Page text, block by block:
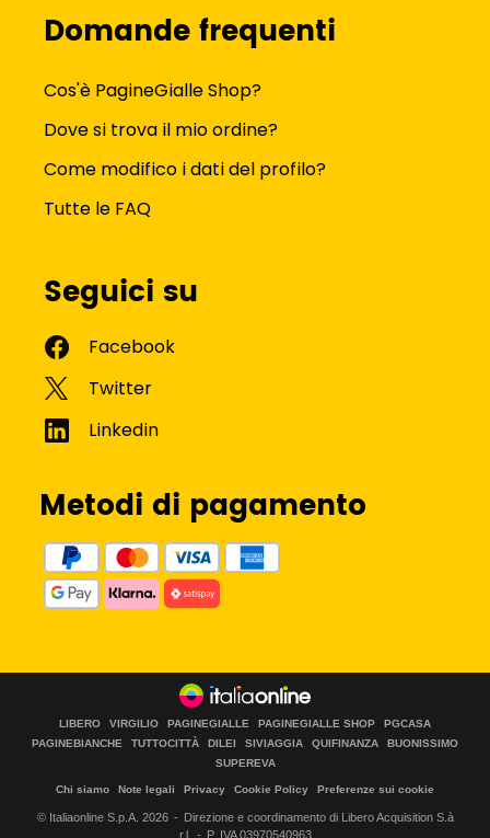
Domande frequenti
Cos'è PagineGialle Shop?
Dove si trova il mio ordine?
Come modifico i dati del profilo?
Tutte le FAQ
Seguici su
Metodi di pagamento
LIBERO VIRGILIO PAGINEGIALLE PAGINEGIALLE SHOP
PGCASA
PAGINEBIANCHE
TUTTOCITTÀ DILEI SIVIAGGIA QUIFINANZA
BUONISSIMO
SUPEREVA
Chi siamo Note legali Privacy Cookie Policy Preferenze sui cookie
© Italiaonline S.p.A. 2026
Direzione e coordinamento di Libero Acquisition S.à
r.l.
P. IVA 03970540963